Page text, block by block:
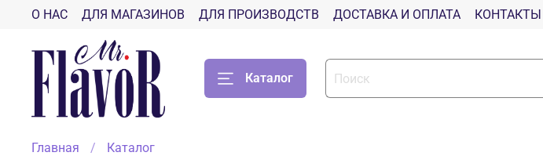
О НАС ДЛЯ МАГАЗИНОВ ДЛЯ ПРОИЗВОДСТВ ДОСТАВКА И ОПЛАТА КОНТАКТЫ
Каталог
Главная Каталог